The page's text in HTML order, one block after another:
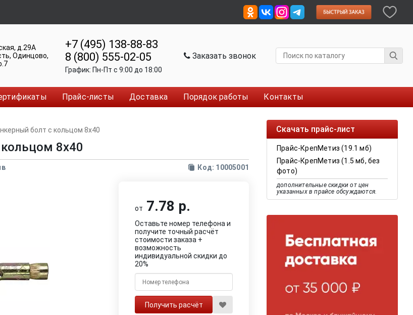
д.29А
Одинцово,
+7 (495) 138-88-83
8 (800) 555-02-05
График: Пн-Пт c 9:00 до 18:00
Заказать звонок
Прайс-листы Доставка Порядок работы Контакты
Скачать прайс-лист
Прайс-КрепМетиз (19.1 мб)
Прайс-КрепМетиз (1.5 мб, без
фото)
дополнительные скидки от цен
указанных в прайсе обсуждаются.
болт с кольцом 8x40
8x40
Код: 10005001
от 7.78 р.
Оставьте номер телефона и
получите точный расчёт
стоимости заказа +
возможность
индивидуальной скидки до
20%